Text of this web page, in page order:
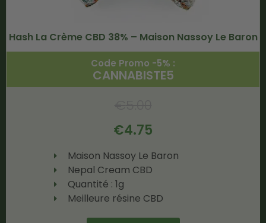
Hash La Crème CBD 38% – Maison Nassoy Le Baron
Code Promo -5% :
CANNABISTE5
€4.75
Maison Nassoy Le Baron
Nepal Cream CBD
Quantité : 1g
Meilleure résine CBD